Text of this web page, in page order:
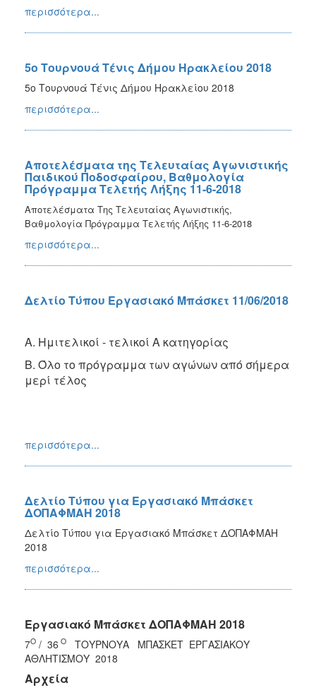
περισσότερα...
5ο Τουρνουά Τένις Δήμου Ηρακλείου 2018
5ο Τουρνουά Τένις Δήμου Ηρακλείου 2018
περισσότερα...
Αποτελέσματα της Τελευταίας Αγωνιστικής
Παιδικού Ποδοσφαίρου, Βαθμολογία
Πρόγραμμα Τελετής Λήξης 11-6-2018
Αποτελέσματα Της Τελευταίας Αγωνιστικής,
Βαθμολογία Πρόγραμμα Τελετής Λήξης 11-6-2018
περισσότερα...
Δελτίο Τύπου Εργασιακό Μπάσκετ 11/06/2018
Α. Ημιτελικοί - τελικοί Α κατηγορίας
Β. Όλο το πρόγραμμα των αγώνων από σήμερα
μερί τέλος
περισσότερα...
Δελτίο Τύπου για Εργασιακό Μπάσκετ
ΔΟΠΑΦΜΑΗ 2018
Δελτίο Τύπου για Εργασιακό Μπάσκετ ΔΟΠΑΦΜΑΗ
2018
περισσότερα...
Εργασιακό Μπάσκετ ΔΟΠΑΦΜΑΗ 2018
7Ο / 36 Ο
ΤΟΥΡΝΟΥΑ ΜΠΑΣΚΕΤ ΕΡΓΑΣΙΑΚΟΥ
ΑΘΛΗΤΙΣΜΟΥ 2018
Αρχεία